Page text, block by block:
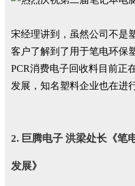
宋经理讲到，虽然公司不是
客户了解到了用于笔电环保
PCR消费电子回收料目前正
发展，知名塑料企业也在进
2. 巨腾电子 洪梁处长《笔
发展》